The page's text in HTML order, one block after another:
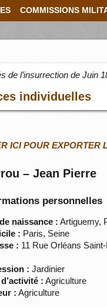
COMMISSIONS
de l’insurrection de Juin
individuelles
ICI POUR EXPORTER
– Jean Pierre
personnelles
naissance : Artiguemy,
: Paris, Seine
: 11 Rue Orléans
: Jardinier
: Agriculture
: Agriculture